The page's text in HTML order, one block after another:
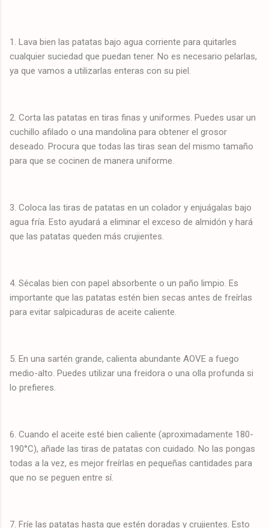
1. Lava bien las patatas bajo agua corriente para quitarles
cualquier suciedad que puedan tener. No es necesario pelarlas,
ya que vamos a utilizarlas enteras con su piel.
2. Corta las patatas en tiras finas y uniformes. Puedes usar un
cuchillo afilado o una mandolina para obtener el grosor
deseado. Procura que todas las tiras sean del mismo tamaño
para que se cocinen de manera uniforme.
3. Coloca las tiras de patatas en un colador y enjuágalas bajo
agua fría. Esto ayudará a eliminar el exceso de almidón y hará
que las patatas queden más crujientes.
4. Sécalas bien con papel absorbente o un paño limpio. Es
importante que las patatas estén bien secas antes de freírlas
para evitar salpicaduras de aceite caliente.
5. En una sartén grande, calienta abundante AOVE a fuego
medio-alto. Puedes utilizar una freidora o una olla profunda si
lo prefieres.
6. Cuando el aceite esté bien caliente (aproximadamente 180-
190°C), añade las tiras de patatas con cuidado. No las pongas
todas a la vez, es mejor freírlas en pequeñas cantidades para
que no se peguen entre sí.
7. Fríe las patatas hasta que estén doradas y crujientes. Esto